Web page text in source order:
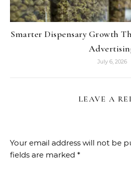
Smarter Dispensary Growth
July 6, 2026
LEAVE A
Your email address will not be
fields are marked *